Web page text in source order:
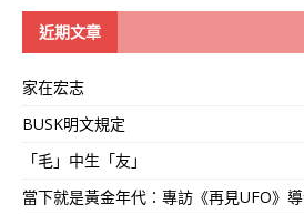
近期文章
家在宏志
BUSK明文規定
「毛」中生「友」
當下就是黃金年代：專訪《再見UFO》